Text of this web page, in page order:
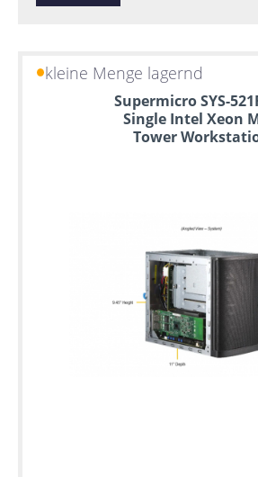
kleine Menge lagernd
Supermicro SYS-
Single Intel Xeon
Tower